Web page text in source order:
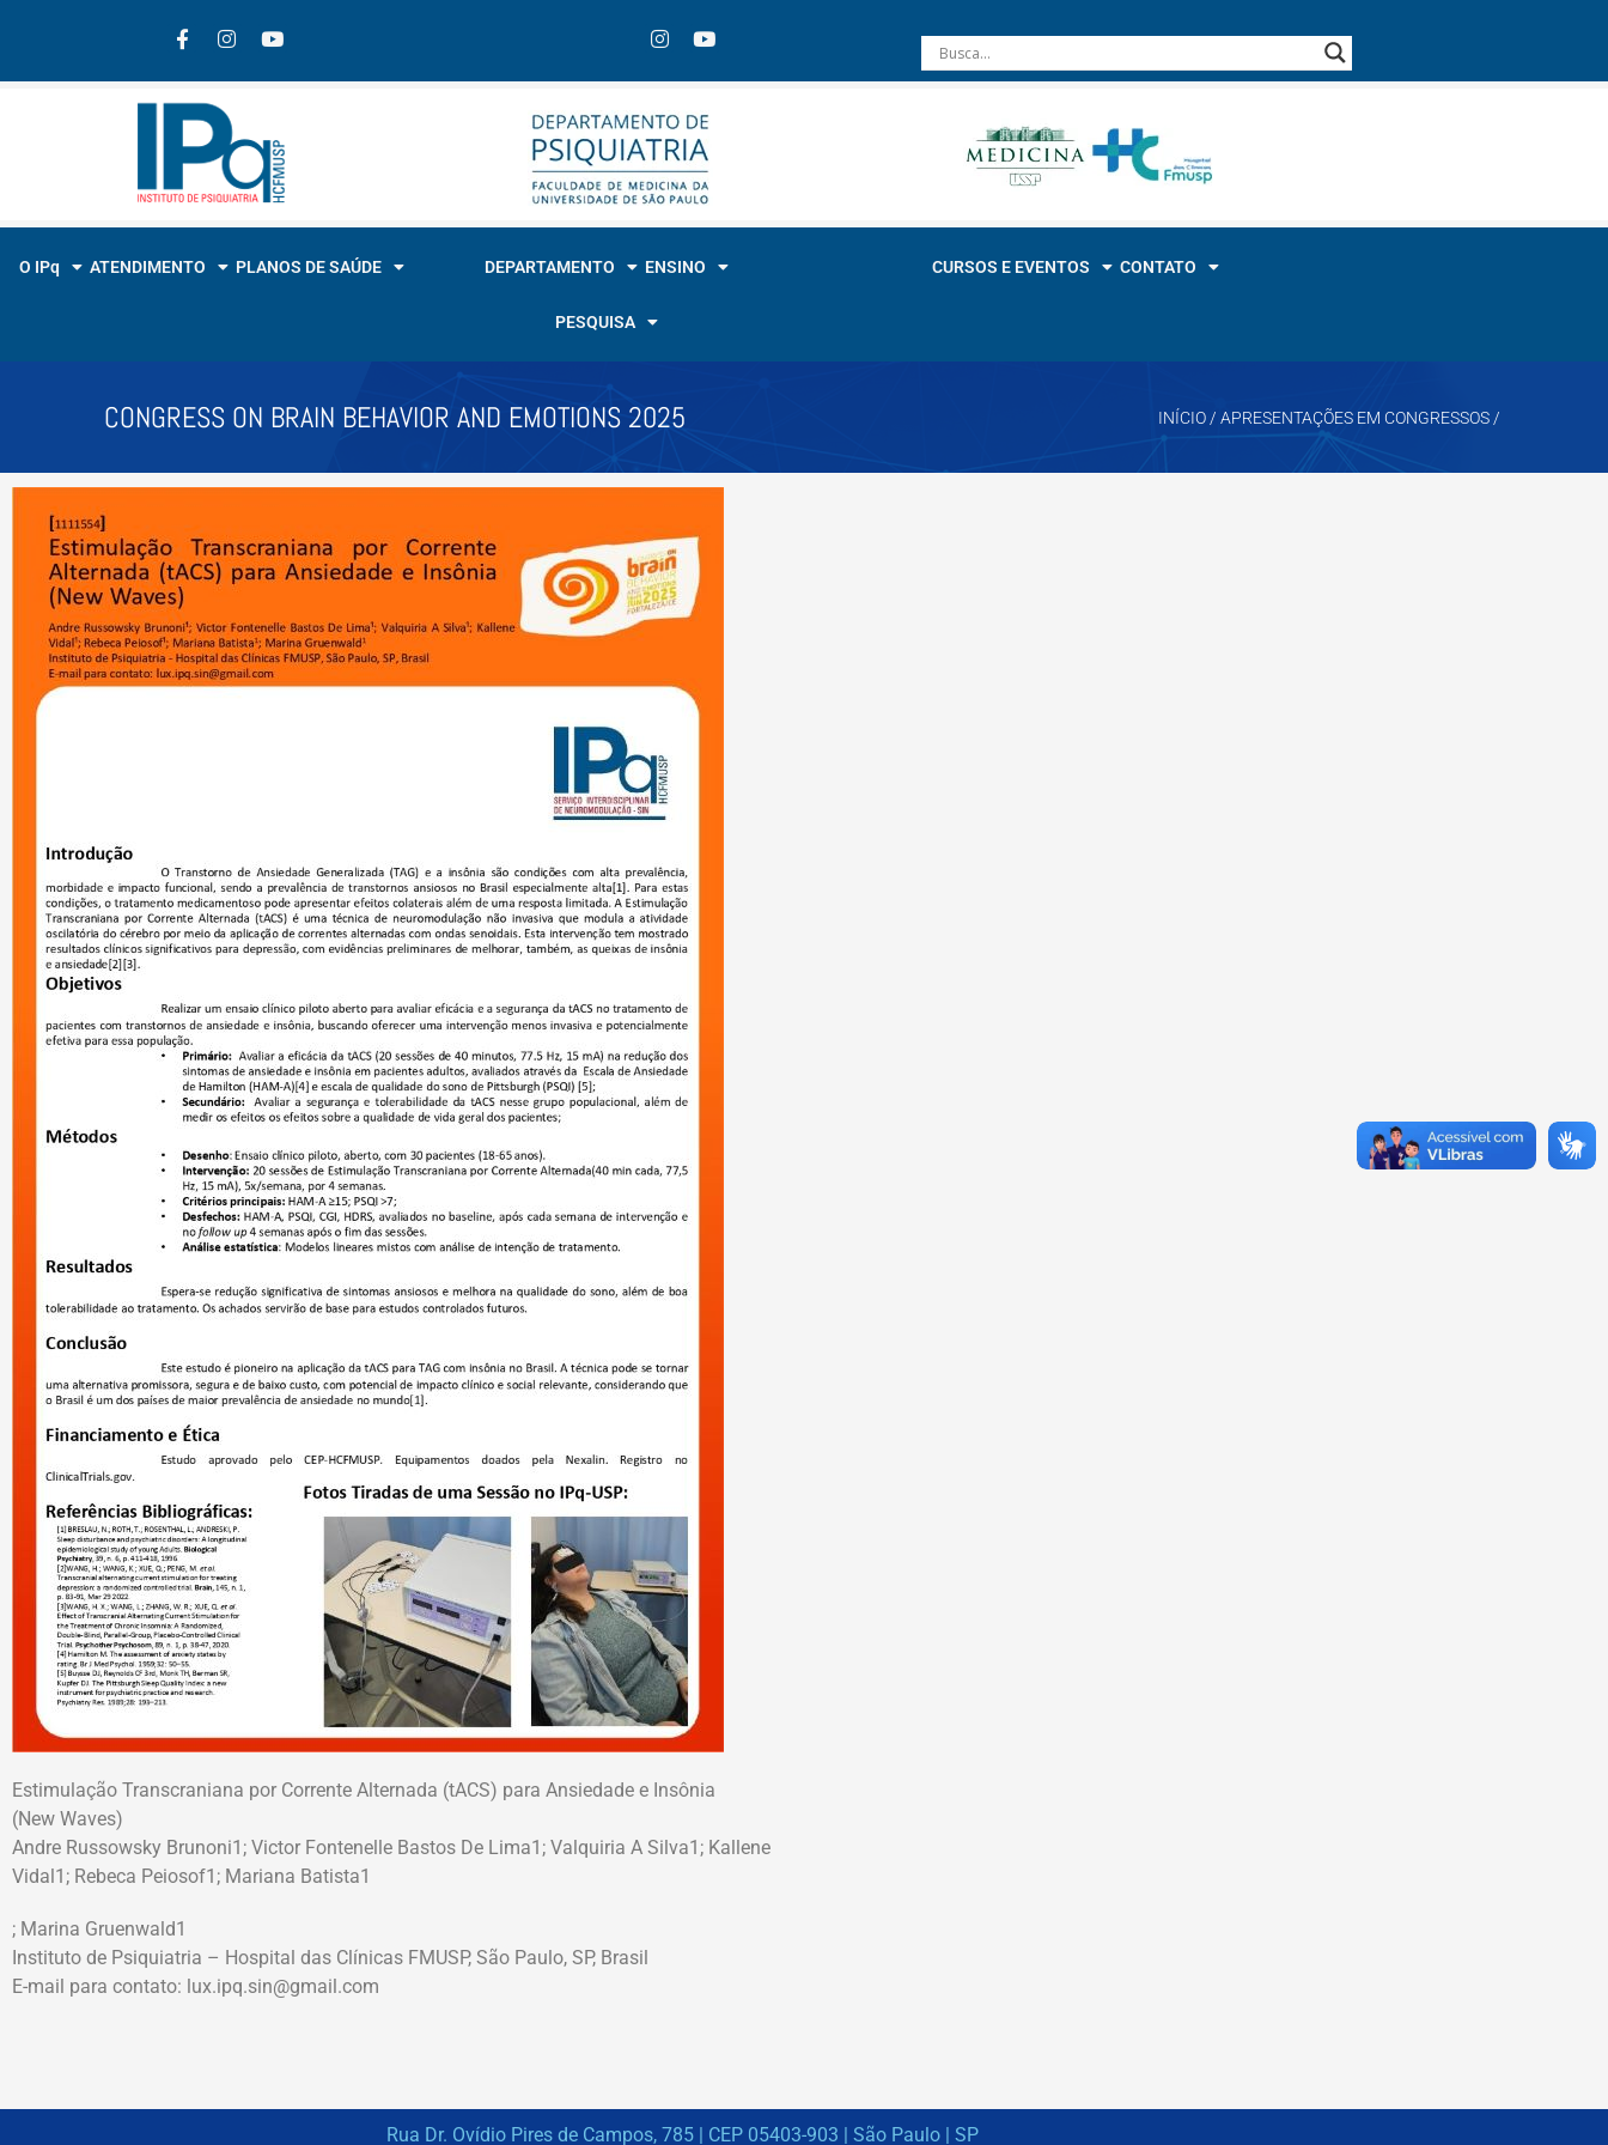
O IPq ATENDIMENTO PLANOS DE SAÚDE DEPARTAMENTO ENSINO
PESQUISA
CURSOS E EVENTOS CONTATO
CONGRESS ON BRAIN BEHAVIOR AND EMOTIONS 2025 INÍCIO / APRESENTAÇÕES EM CONGRESSOS /
Estimulação Transcraniana por Corrente Alternada (tACS) para Ansiedade e Insônia
(New Waves)
Andre Russowsky Brunoni1; Victor Fontenelle Bastos De Lima1; Valquiria A Silva1; Kallene
Vidal1; Rebeca Peiosof1; Mariana Batista1
; Marina Gruenwald1
Instituto de Psiquiatria – Hospital das Clínicas FMUSP, São Paulo, SP, Brasil
E-mail para contato: lux.ipq.sin@gmail.com
Rua Dr. Ovídio Pires de Campos, 785 | CEP 05403-903 | São Paulo | SP